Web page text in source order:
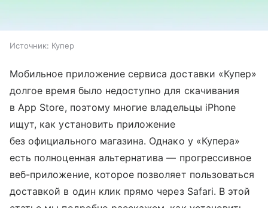
Источник: Купер
Мобильное приложение сервиса доставки «Купер»
долгое время было недоступно для скачивания
в App Store, поэтому многие владельцы iPhone
ищут, как установить приложение
без официального магазина. Однако у «Купера»
есть полноценная альтернатива — прогрессивное
веб-приложение, которое позволяет пользоваться
доставкой в один клик прямо через Safari. В этой